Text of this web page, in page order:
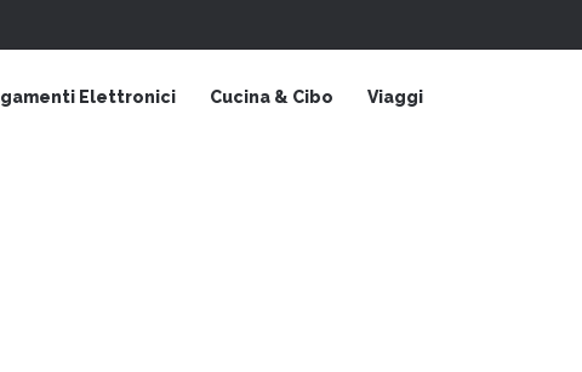
Elettronici Cucina & Cibo Viaggi